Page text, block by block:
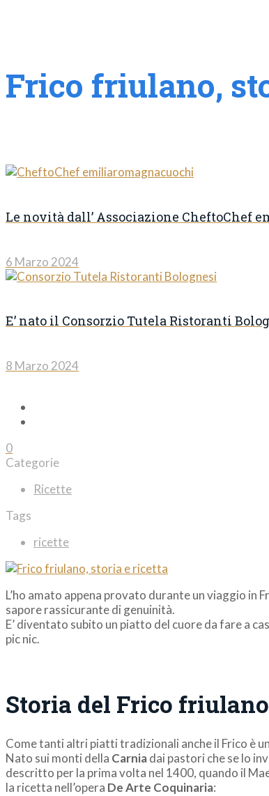
Frico friulano,
Le novità dall’ Associazione CheftoChef
6 Marzo 2024
E’ nato il Consorzio Tutela Ristoranti
8 Marzo 2024
0
Categorie
Ricette
Tags
ricette
L’ho amato appena provato durante un viaggio in
sapore rassicurante di genuinità.
E’ diventato subito un piatto del cuore da fare a
pic nic.
Storia del Frico friulano
Come tanti altri piatti tradizionali anche il Frico è
Nato sui monti della Carniadai pastori che se lo
descritto per la prima volta nel 1400, quando il
la ricetta nell’opera De Arte Coquinaria: